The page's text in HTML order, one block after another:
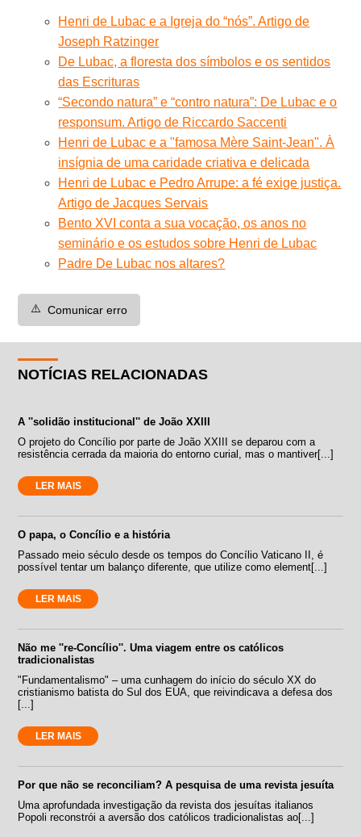
Henri de Lubac e a Igreja do “nós”. Artigo de
Joseph Ratzinger
De Lubac, a floresta dos símbolos e os sentidos
das Escrituras
“Secondo natura” e “contro natura”: De Lubac e o
responsum. Artigo de Riccardo Saccenti
Henri de Lubac e a "famosa Mère Saint-Jean". À
insígnia de uma caridade criativa e delicada
Henri de Lubac e Pedro Arrupe: a fé exige justiça.
Artigo de Jacques Servais
Bento XVI conta a sua vocação, os anos no
seminário e os estudos sobre Henri de Lubac
Padre De Lubac nos altares?
⚠️ Comunicar erro
NOTÍCIAS RELACIONADAS
A ''solidão institucional'' de João XXIII
O projeto do Concílio por parte de João XXIII se deparou com a
resistência cerrada da maioria do entorno curial, mas o mantiver[...]
LER MAIS
O papa, o Concílio e a história
Passado meio século desde os tempos do Concílio Vaticano II, é
possível tentar um balanço diferente, que utilize como element[...]
LER MAIS
Não me ''re-Concílio''. Uma viagem entre os católicos
tradicionalistas
"Fundamentalismo" – uma cunhagem do início do século XX do
cristianismo batista do Sul dos EUA, que reivindicava a defesa dos
[...]
LER MAIS
Por que não se reconciliam? A pesquisa de uma revista jesuíta
Uma aprofundada investigação da revista dos jesuítas italianos
Popoli reconstrói a aversão dos católicos tradicionalistas ao[...]